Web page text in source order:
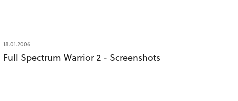
18.01.2006
Full Spectrum Warrior 2 - Screenshots